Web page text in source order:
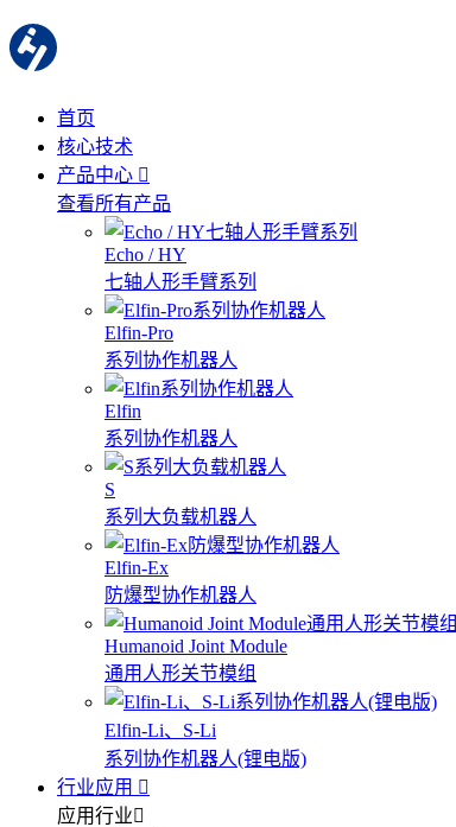
首页
核心技术
产品中心
查看所有产品
Echo / HY
七轴人形手臂系列
Elfin-Pro
系列协作机器人
Elfin
系列协作机器人
S
系列大负载机器人
Elfin-Ex
防爆型协作机器人
Humanoid Joint Module
通用人形关节模组
Elfin-Li、S-Li
系列协作机器人(锂电版)
行业应用
应用行业